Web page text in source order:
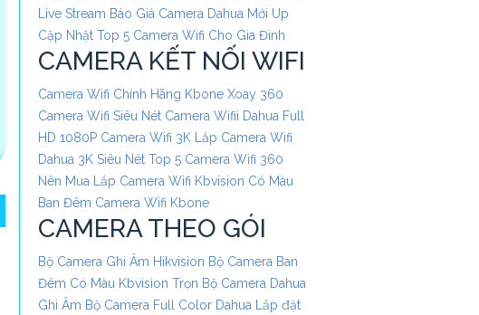
Live Stream Báo Giá Camera Dahua Mới Up
Cập Nhật Top 5 Camera Wifi Cho Gia Đình
CAMERA KẾT NỐI WIFI
Camera Wifi Chính Hãng Kbone Xoay 360
Camera Wifi Siêu Nét Camera Wifii Dahua Full
HD 1080P Camera Wifi 3K
Lắp Camera Wifi
Dahua 3K Siêu Nét Top 5 Camera Wifi 360
Nên Mua
Lắp Camera Wifi Kbvision Có Màu
Ban Đêm Camera Wifi Kbone
CAMERA THEO GÓI
Bộ Camera Ghi Âm Hikvision Bộ Camera Ban
Đêm Có Màu Kbvision Trọn Bộ Camera Dahua
Ghi Âm Bộ Camera Full Color Dahua
Lắp đặt